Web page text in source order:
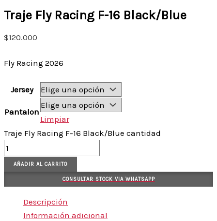
Traje Fly Racing F-16 Black/Blue
$120.000
Fly Racing 2026
Jersey
Pantalon
Limpiar
Traje Fly Racing F-16 Black/Blue cantidad
AÑADIR AL CARRITO
CONSULTAR STOCK VIA WHATSAPP
Descripción
Información adicional